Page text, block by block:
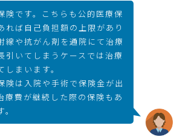
険です。こちらも公的医療保
れば自己負担額の上限があり
線や抗がん剤を通院にて治療
引いてしまうケースでは治療
まいます。
険は入院や手術で保険金が出
療費が継続した際の保険もあ